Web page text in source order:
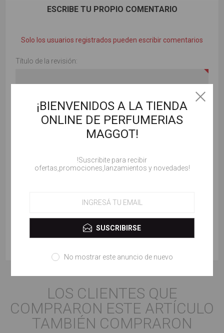
ESCRIBE TU PROPIO COMENTARIO
Solo los usuarios registrados pueden escribir comentarios
Título de la revisión:
Revisar texto:
ENVIAR COMENTARIO
LOS CLIENTES QUE
COMPRARON ESTE ARTÍCULO
TAMBIÉN COMPRARON
¡BIENVENIDOS A LA TIENDA
ONLINE DE PERFUMERIAS
MAGGOT!
!Suscribite para recibir
ofertas,promociones,lanzamientos y novedades!
SUSCRIBIRSE
No mostrar este anuncio de nuevo